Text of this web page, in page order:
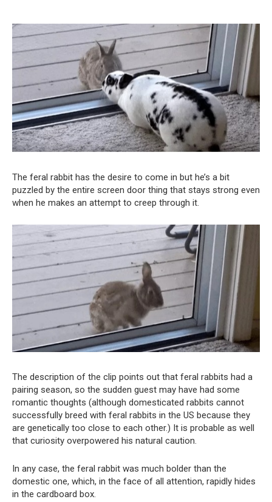
The feral rabbit has the desire to come in but he’s a bit
puzzled by the entire screen door thing that stays strong even
when he makes an attempt to creep through it.
The description of the clip points out that feral rabbits had a
pairing season, so the sudden guest may have had some
romantic thoughts (although domesticated rabbits cannot
successfully breed with feral rabbits in the US because they
are genetically too close to each other.) It is probable as well
that curiosity overpowered his natural caution.
In any case, the feral rabbit was much bolder than the
domestic one, which, in the face of all attention, rapidly hides
in the cardboard box.